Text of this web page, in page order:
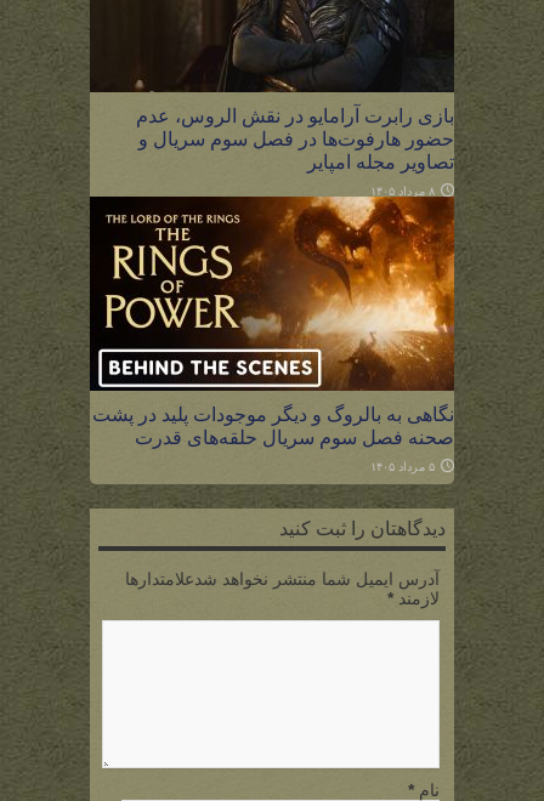
بازی رابرت آرامایو در نقش الروس، عدم
حضور هارفوت‌ها در فصل سوم سریال و
تصاویر مجله امپایر
۸ مرداد ۱۴۰۵
نگاهی به بالروگ و دیگر موجودات پلید در پشت
صحنه فصل سوم سریال حلقه‌های قدرت
۵ مرداد ۱۴۰۵
دیدگاهتان را ثبت کنید
آدرس ایمیل شما منتشر نخواهد شدعلامتدارها
لازمند *
نام *